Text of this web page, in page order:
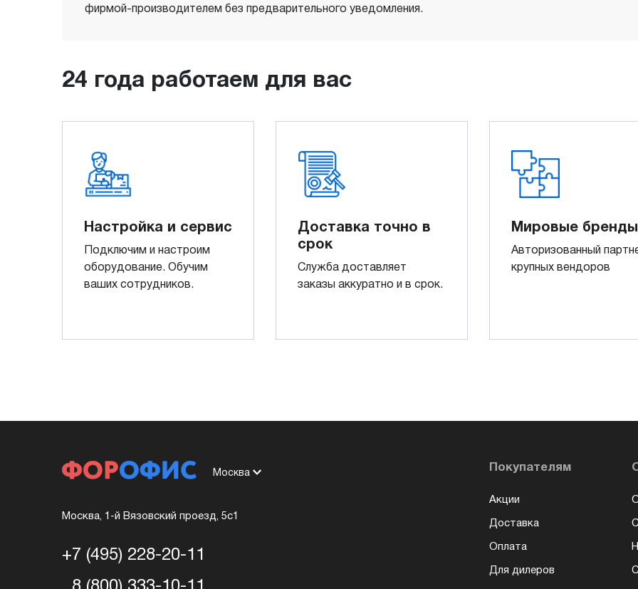
фирмой-производителем без предварительного уведомления.
24 года работаем для вас
Настройка и сервис
Подключим и настроим
оборудование. Обучим
ваших сотрудников.
Доставка точно в
срок
Служба доставляет
заказы аккуратно и в срок.
Мировые бренды
Авторизованный
крупных вендоров
Москва
Москва, 1-й Вязовский проезд, 5с1
+7 (495) 228-20-11
Покупателям
Акции
Доставка
Оплата
Для дилеров